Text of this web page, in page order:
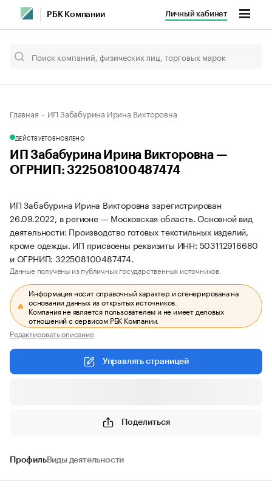
РБК Компании Личный кабинет
Главная ИП Забабурина Ирина Викторовна
ДЕЙСТВУЕТОБНОВЛЕНО
ИП Забабурина Ирина Викторовна —
ОГРНИП: 322508100487474
ИП Забабурина Ирина Викторовна зарегистрирован
26.09.2022, в регионе — Московская область. Основной вид
деятельности: Производство готовых текстильных изделий,
кроме одежды. ИП присвоены реквизиты ИНН: 503112916680
и ОГРНИП: 322508100487474.
Данные получены из публичных государственных источников.
Информация носит справочный характер и сгенерирована на
основании данных из открытых источников.
Компания не является пользователем и не имеет деловых
отношений с сервисом РБК Компании.
Редактировать описание
Управлять страницей
Поделиться
ПрофильВиды деятельности